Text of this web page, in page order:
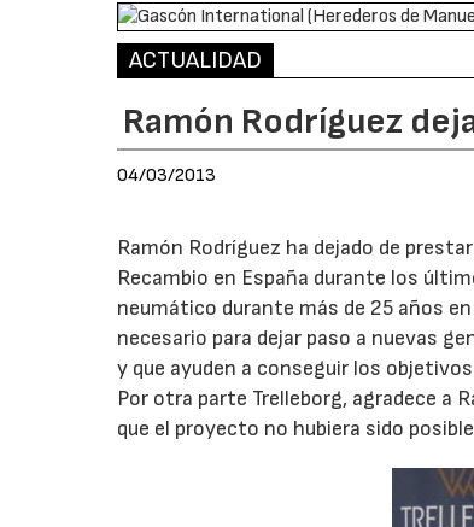
ACTUALIDAD
Ramón Rodríguez
04/03/2013
Ramón Rodríguez ha dejado de
Recambio en España durante los
neumático durante más de 25 años
necesario para dejar paso a nuevas
y que ayuden a conseguir los
Por otra parte Trelleborg, agradece a
que el proyecto no hubiera sido